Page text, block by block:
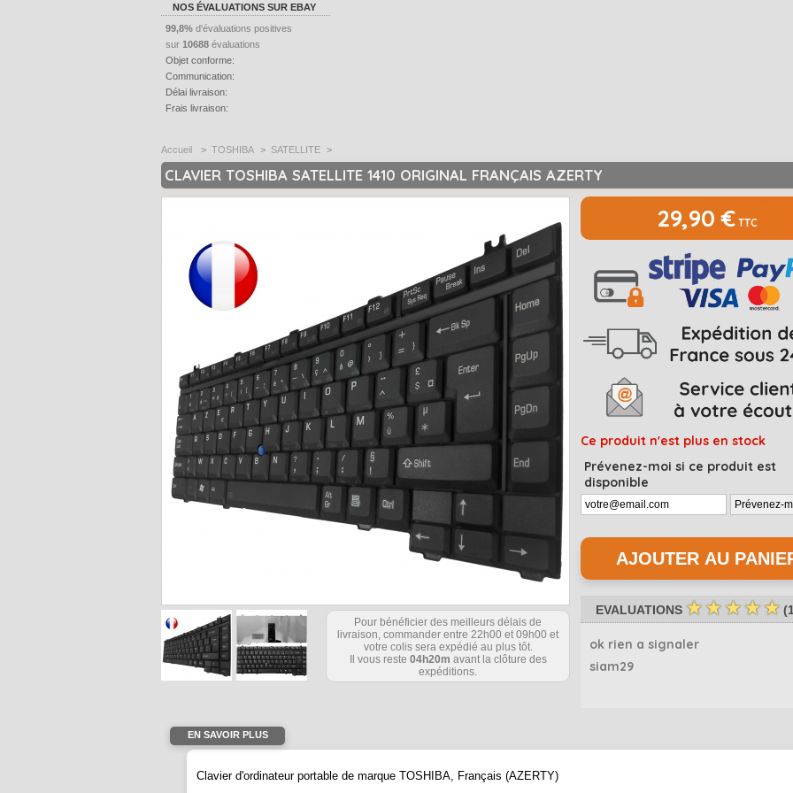
NOS ÉVALUATIONS SUR EBAY
99,8% d'évaluations positives
sur 10688 évaluations
Objet conforme:
Communication:
Délai livraison:
Frais livraison:
Accueil > TOSHIBA > SATELLITE >
CLAVIER TOSHIBA SATELLITE 1410 ORIGINAL FRANÇAIS AZERTY
Pour bénéficier des meilleurs délais de
livraison, commander entre 22h00 et 09h00 et
votre colis sera expédié au plus tôt.
Il vous reste 04h20m avant la clôture des
expéditions.
29,90 € TTC
Ce produit n'est plus en stock
Prévenez-moi si ce produit est
disponible
EVALUATIONS ☆☆☆☆☆ (
ok rien a signaler
siam29
EN SAVOIR PLUS
Clavier d'ordinateur portable de marque TOSHIBA , Français (AZERTY)